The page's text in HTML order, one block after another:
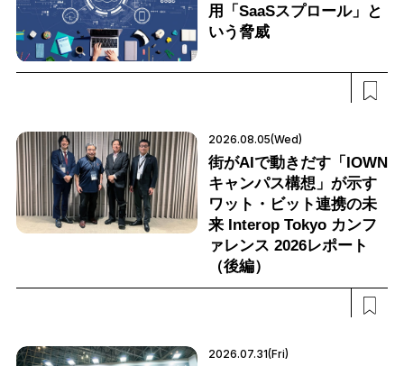
用「SaaSスプロール」と
いう脅威
2026.08.05(Wed)
街がAIで動きだす「IOWN
キャンパス構想」が示す
ワット・ビット連携の未
来 Interop Tokyo カンフ
ァレンス 2026レポート
（後編）
2026.07.31(Fri)